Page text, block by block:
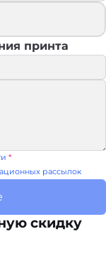
принта
*
рассылок
скидку